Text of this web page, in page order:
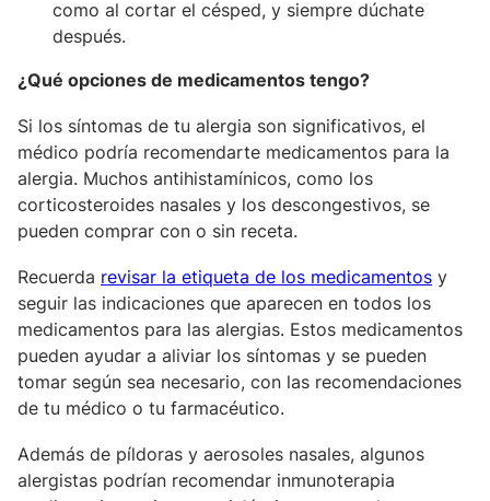
como al cortar el césped, y siempre dúchate
después.
¿Qué opciones de medicamentos tengo?
Si los síntomas de tu alergia son significativos, el
médico podría recomendarte medicamentos para la
alergia. Muchos antihistamínicos, como los
corticosteroides nasales y los descongestivos, se
pueden comprar con o sin receta.
Recuerda revisar la etiqueta de los medicamentos y
seguir las indicaciones que aparecen en todos los
medicamentos para las alergias. Estos medicamentos
pueden ayudar a aliviar los síntomas y se pueden
tomar según sea necesario, con las recomendaciones
de tu médico o tu farmacéutico.
Además de píldoras y aerosoles nasales, algunos
alergistas podrían recomendar inmunoterapia